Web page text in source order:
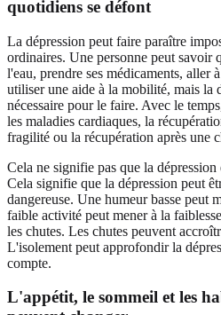
quotidiens se défont
La dépression peut faire paraître
ordinaires. Une personne peut savoir
l'eau, prendre ses médicaments, aller
utiliser une aide à la mobilité, mais la
nécessaire pour le faire. Avec le
les maladies cardiaques, la
fragilité ou la récupération après une
Cela ne signifie pas que la dépression
Cela signifie que la dépression peut
dangereuse. Une humeur basse peut
faible activité peut mener à la
les chutes. Les chutes peuvent
L'isolement peut approfondir la
compte.
L'appétit, le sommeil et les